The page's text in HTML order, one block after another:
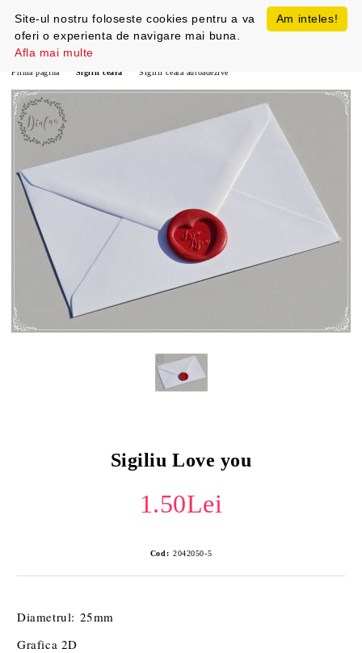
Prima pagină Sigilii ceara Sigilii ceara autoadezive
Sigiliu Love you
1.50Lei
Cod: 2042050-5
Diametrul: 25mm
Grafica 2D
Am inteles!
Site-ul nostru foloseste cookies pentru a va
oferi o experienta de navigare mai buna.
Afla mai multe